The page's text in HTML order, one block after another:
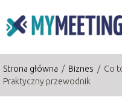
Strona główna / Biznes / Co
Praktyczny przewodnik